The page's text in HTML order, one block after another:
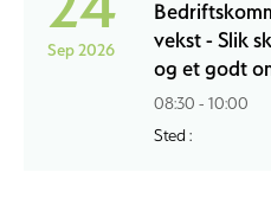
Sep 2026
vekst - Slik
og et godt
08:30 - 10:00
Sted :